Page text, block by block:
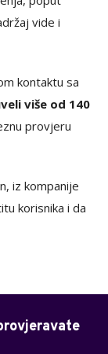
vide i
kontaktu sa
više od 140
provjeru
iz kompanije
korisnika i da